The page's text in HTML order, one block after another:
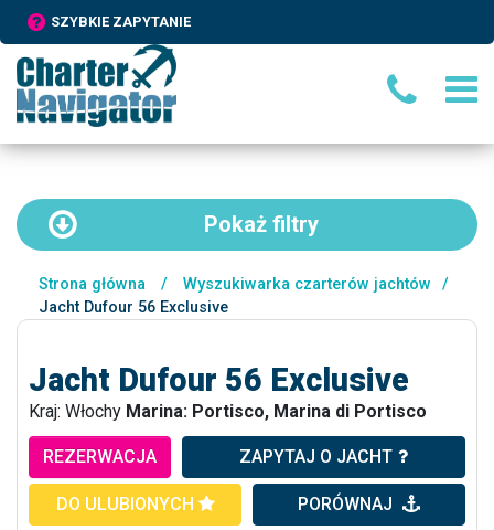
SZYBKIE ZAPYTANIE
Pokaż filtry
Strona główna / Wyszukiwarka czarterów jachtów
/
Jacht Dufour 56 Exclusive
Jacht Dufour 56 Exclusive
Kraj: Włochy Marina: Portisco, Marina di Portisco
REZERWACJA ZAPYTAJ O JACHT
DO ULUBIONYCH PORÓWNAJ